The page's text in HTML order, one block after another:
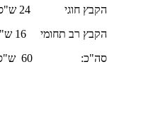
הקבץ חוגי 24 ש"ס
הקבץ רב תחומי 16 ש"ס
סה"כ: 60 ש"ס